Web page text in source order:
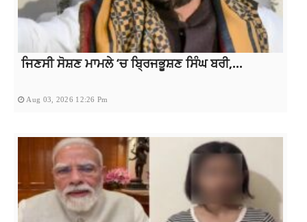
ਜਿਣਸੀ ਸੋਸ਼ਣ ਮਾਮਲੇ ‘ਚ ਬ੍ਰਿਜਭੂਸ਼ਣ ਸਿੰਘ ਬਰੀ,...
Aug 03, 2026 12:26 Pm